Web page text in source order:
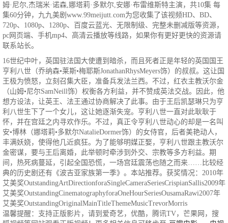
姆·尼尔,杰瑞米·诺森,娜塔莉·多默尔,安娜·布雷维斯特主演，共10集 每
集60分钟，九九美剧www.99meijutt.com为您收集了该视频HD、BD、
720p、1080p、1280p、百度云蓝光、无限制级、完整未删减版等资源，
pc网页端、手机mp4、高清云播放等线路，如果你有更好更快的资源请
联系站长。
16世纪中叶，英国驻法国大使遭到暗杀，而且死者正是年轻的英国国王
亨利八世（乔纳森•莱斯•梅耶斯JonathanRhysMeyers饰）的叔叔。这让国
王极为愤怒，立刻召集大臣，准备兵发法兰西。不过，红衣主教沃尔金
（山姆•尼尔SamNeill饰）权衡各方利益，并不赞成英法交战。因此，他
想方设法，让英王、法王通过协商解决了此事。由于王后凯瑟琳只为亨
利八世生下了一个女儿，这让她逐渐失宠。亨利八世一直对此耿耿于
怀，并在宫廷之内寻欢作乐。不过，真正令亨利八世动心的却是一名叫
安•博林（娜塔莉•多默尔NatalieDormer饰）的女侍官，后者美艳动人，
丰满妖娆，使得他几近疯狂。为了能够明媒正娶，亨利八世跟主教沃尔
金密谋，要与王后离婚，此举顿时牵涉到外交、宗教等多方利益。期
间，热死病蔓延，引起全国恐慌，一场宫廷震荡也随之而来……比较经
典的历史剧还有《波吉亚家族第一季》。本站推荐。获奖情况：2010年
艾美奖OutstandingArtDirectionforaSingleCameraSeriesCrispianSallis2009年
艾美奖OutstandingCinematographyforaOneHourSeriesOusamaRawi2007年
艾美奖OutstandingOriginalMainTitleThemeMusicTrevorMorris
温馨提醒：支持正版影片，请到爱奇艺，优酷，腾讯TV，芒果网，搜